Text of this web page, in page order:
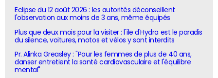
Eclipse du 12 août 2026 : les autorités déconseillent
l'observation aux moins de 3 ans, même équipés
Plus que deux mois pour la visiter : l'île d'Hydra est le paradis
du silence, voitures, motos et vélos y sont interdits
Pr. Alinka Greasley : "Pour les femmes de plus de 40 ans,
danser entretient la santé cardiovasculaire et l'équilibre
mental"